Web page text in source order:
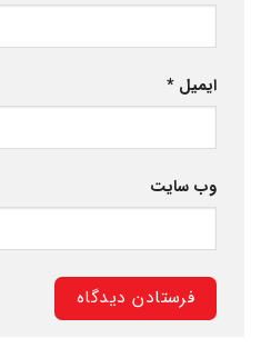
ایمیل *
وب‌ سایت